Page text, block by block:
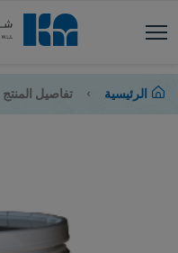
الرئيسية تفاصيل المنتج